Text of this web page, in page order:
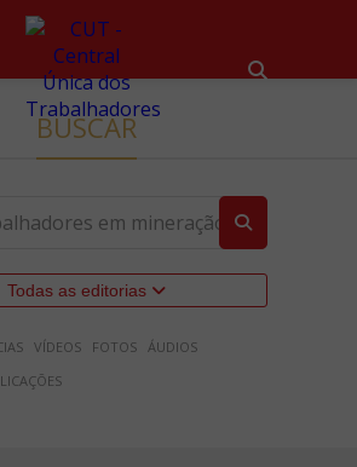
BUSCAR
Todas as editorias
VÍDEOS FOTOS ÁUDIOS